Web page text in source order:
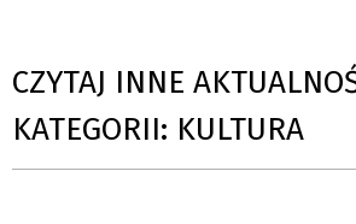
CZYTAJ INNE
KATEGORII: KULTURA